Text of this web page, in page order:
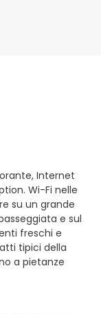
Internet
Wi-Fi nelle
su un grande
e sul
freschi e
tipici della
a pietanze